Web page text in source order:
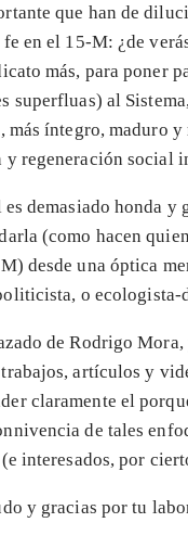
que han de
fe en el 15-M: ¿de
más, para poner
superfluas) al
íntegro, maduro y
y regeneración social
demasiado honda y
(como hacen
desde una óptica
o ecologista-
de Rodrigo Mora,
trabajos, artículos y
claramente el
de tales
interesados, por
y gracias por tu